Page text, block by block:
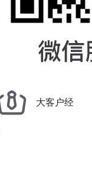
大客户经